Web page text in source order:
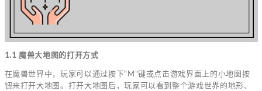
1.1 魔兽大地图的打开方式
在魔兽世界中，玩家可以通过按下"M"键或点击游戏界面上的小地图按
钮来打开大地图。打开大地图后，玩家可以看到整个游戏世界的地形、